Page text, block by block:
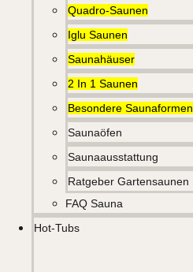
Quadro-Saunen
Iglu Saunen
Saunahäuser
2 In 1 Saunen
Besondere Saunaformen
Saunaöfen
Saunaausstattung
Ratgeber Gartensaunen
FAQ Sauna
Hot-Tubs